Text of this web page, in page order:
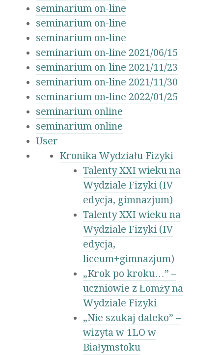
seminarium on-line
seminarium on-line
seminarium on-line
seminarium on-line 2021/06/15
seminarium on-line 2021/11/23
seminarium on-line 2021/11/30
seminarium on-line 2022/01/25
seminarium online
seminarium online
User
Kronika Wydziału Fizyki
Talenty XXI wieku na
Wydziale Fizyki (IV
edycja, gimnazjum)
Talenty XXI wieku na
Wydziale Fizyki (IV
edycja,
liceum+gimnazjum)
„Krok po kroku…” –
uczniowie z Łomży na
Wydziale Fizyki
„Nie szukaj daleko” –
wizyta w 1LO w
Białymstoku